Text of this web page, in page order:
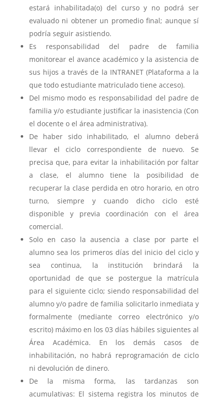
estará inhabilitada(o) del curso y no podrá ser
evaluado ni obtener un promedio final; aunque sí
podría seguir asistiendo.
Es responsabilidad del padre de familia
monitorear el avance académico y la asistencia de
sus hijos a través de la INTRANET (Plataforma a la
que todo estudiante matriculado tiene acceso).
Del mismo modo es responsabilidad del padre de
familia y/o estudiante justificar la inasistencia (Con
el docente o el área administrativa).
De haber sido inhabilitado, el alumno deberá
llevar el ciclo correspondiente de nuevo. Se
precisa que, para evitar la inhabilitación por faltar
a clase, el alumno tiene la posibilidad de
recuperar la clase perdida en otro horario, en otro
turno, siempre y cuando dicho ciclo esté
disponible y previa coordinación con el área
comercial.
Solo en caso la ausencia a clase por parte el
alumno sea los primeros días del inicio del ciclo y
sea continua, la institución brindará la
oportunidad de que se postergue la matrícula
para el siguiente ciclo; siendo responsabilidad del
alumno y/o padre de familia solicitarlo inmediata y
formalmente (mediante correo electrónico y/o
escrito) máximo en los 03 días hábiles siguientes al
Área Académica. En los demás casos de
inhabilitación, no habrá reprogramación de ciclo
ni devolución de dinero.
De la misma forma, las tardanzas son
acumulativas: El sistema registra los minutos de